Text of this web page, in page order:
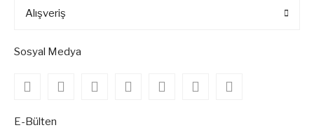
Alışveriş
Sosyal Medya
E-Bülten